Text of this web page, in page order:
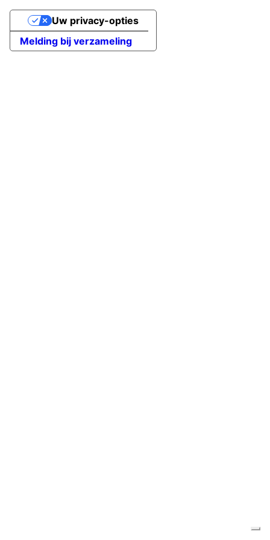
Melding bij verzameling
Uw privacy-opties